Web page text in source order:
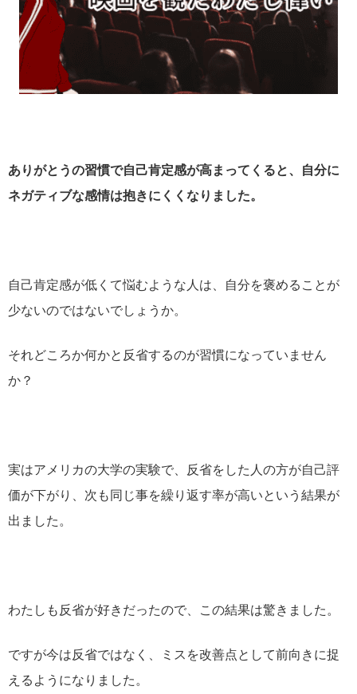
ありがとうの習慣で自己肯定感が高まってくると、自分に
ネガティブな感情は抱きにくくなりました。
自己肯定感が低くて悩むような人は、自分を褒めることが
少ないのではないでしょうか。
それどころか何かと反省するのが習慣になっていません
か？
実はアメリカの大学の実験で、反省をした人の方が自己評
価が下がり、次も同じ事を繰り返す率が高いという結果が
出ました。
わたしも反省が好きだったので、この結果は驚きました。
ですが今は反省ではなく、ミスを改善点として前向きに捉
えるようになりました。